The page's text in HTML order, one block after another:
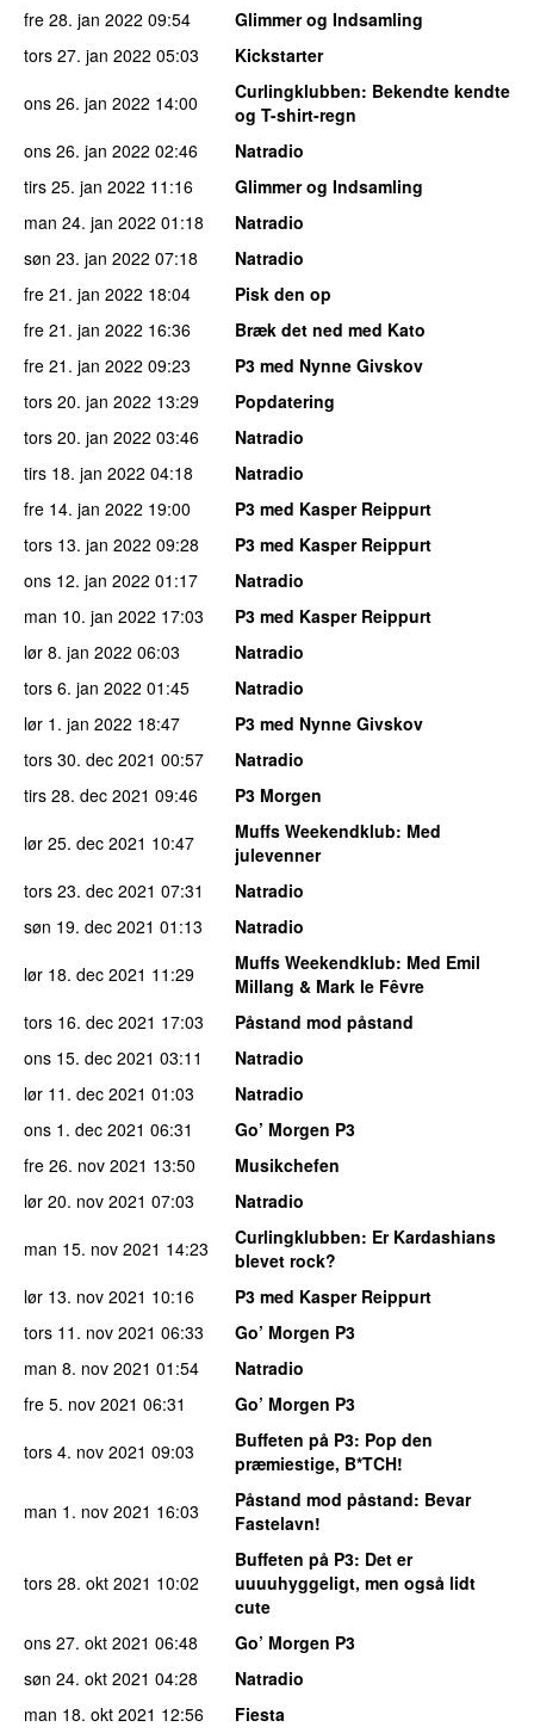
fre 28. jan 2022 09:54
Glimmer og Indsamling
tors 27. jan 2022 05:03
Kickstarter
ons 26. jan 2022 14:00 Curlingklubben: Bekendte kendte
og T-shirt-regn
ons 26. jan 2022 02:46
Natradio
tirs 25. jan 2022 11:16
Glimmer og Indsamling
man 24. jan 2022 01:18
Natradio
søn 23. jan 2022 07:18
Natradio
fre 21. jan 2022 18:04
Pisk den op
fre 21. jan 2022 16:36
Bræk det ned med Kato
fre 21. jan 2022 09:23
P3 med Nynne Givskov
tors 20. jan 2022 13:29
Popdatering
tors 20. jan 2022 03:46
Natradio
tirs 18. jan 2022 04:18
Natradio
fre 14. jan 2022 19:00
P3 med Kasper Reippurt
tors 13. jan 2022 09:28
P3 med Kasper Reippurt
ons 12. jan 2022 01:17
Natradio
man 10. jan 2022 17:03
P3 med Kasper Reippurt
lør 8. jan 2022 06:03
Natradio
tors 6. jan 2022 01:45
Natradio
lør 1. jan 2022 18:47
P3 med Nynne Givskov
tors 30. dec 2021 00:57
Natradio
tirs 28. dec 2021 09:46
P3 Morgen
lør 25. dec 2021 10:47 Muffs Weekendklub: Med
julevenner
tors 23. dec 2021 07:31
Natradio
søn 19. dec 2021 01:13
Natradio
lør 18. dec 2021 11:29 Muffs Weekendklub: Med Emil
Millang & Mark le Fêvre
tors 16. dec 2021 17:03
Påstand mod påstand
ons 15. dec 2021 03:11
Natradio
lør 11. dec 2021 01:03
Natradio
ons 1. dec 2021 06:31
Go’ Morgen P3
fre 26. nov 2021 13:50
Musikchefen
lør 20. nov 2021 07:03
Natradio
man 15. nov 2021 14:23 Curlingklubben: Er Kardashians
blevet rock?
lør 13. nov 2021 10:16
P3 med Kasper Reippurt
tors 11. nov 2021 06:33
Go’ Morgen P3
man 8. nov 2021 01:54
Natradio
fre 5. nov 2021 06:31
Go’ Morgen P3
tors 4. nov 2021 09:03 Buffeten på P3: Pop den
præmiestige, B*TCH!
man 1. nov 2021 16:03 Påstand mod påstand: Bevar
Fastelavn!
tors 28. okt 2021 10:02
Buffeten på P3: Det er
uuuuhyggeligt, men også lidt
cute
ons 27. okt 2021 06:48
Go’ Morgen P3
søn 24. okt 2021 04:28
Natradio
man 18. okt 2021 12:56 Fiesta